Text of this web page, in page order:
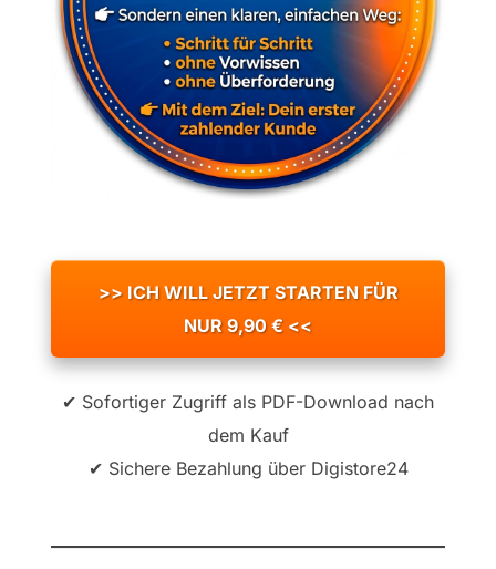
>> ICH WILL JETZT STARTEN FÜR
NUR 9,90 € <<
✔ Sofortiger Zugriff als PDF-Download nach
dem Kauf
✔ Sichere Bezahlung über Digistore24